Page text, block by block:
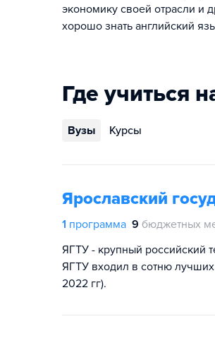
экономику своей отрасли и
хорошо знать английский
Где учиться
Вузы Курсы
Ярославский
1 программа 9 бюджетных
ЯГТУ - крупный российский
ЯГТУ входил в сотню лучших
2022 гг).